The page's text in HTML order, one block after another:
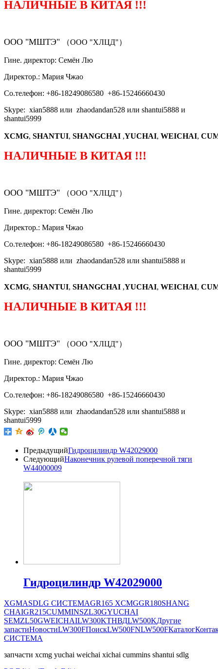
НАЛИЧНЫЕ В КИТАЯ !!!
ООО "МШТЭ" （ООО "ХЛЦД"）
Гине. директор: Семён Лю
Директор.: Мария Чжао
Со.телефон: +86-18249086580 +86-15246660430
Skype: xian5888 или zhaodandan528 или shantui5888 и
shantui5999
XCMG, SHANTUI, SHANGCHAI ,YUCHAI, WEICHAI,
НАЛИЧНЫЕ В КИТАЯ !!!
ООО "МШТЭ" （ООО "ХЛЦД"）
Гине. директор: Семён Лю
Директор.: Мария Чжао
Со.телефон: +86-18249086580 +86-15246660430
Skype: xian5888 или zhaodandan528 или shantui5888 и
shantui5999
XCMG, SHANTUI, SHANGCHAI ,YUCHAI, WEICHAI,
НАЛИЧНЫЕ В КИТАЯ !!!
ООО "МШТЭ" （ООО "ХЛЦД"）
Гине. директор: Семён Лю
Директор.: Мария Чжао
Со.телефон: +86-18249086580 +86-15246660430
Skype: xian5888 или zhaodandan528 или shantui5888 и
shantui5999
ПредыдущийГидроцилиндр W42029000
СледующийНаконечник рулевой поперечной тяги
W44000009
Гидроцилиндр W42029000
XGMASDLG СИСТЕМАGR165 XCMGGR180SHANG
CHAIGR215CUMMINSZL30GYUCHAI
SEMZL50GWEICHAILW300KТНВДLW500KДругие
запастиНовостиLW300FПоискLW500FNLW500FКаталог
СИСТЕМА
запчасти xcmg yuchai weichai xichai cummins shantui sdlg